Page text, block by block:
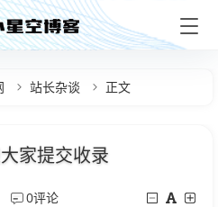
站长杂谈 正文
家提交收录
0评论